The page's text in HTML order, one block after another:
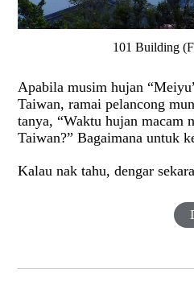
101 Building
Apabila musim hujan
Taiwan, ramai pelancong
tanya, “Waktu hujan macam
Taiwan?” Bagaimana untuk
Kalau nak tahu, dengar